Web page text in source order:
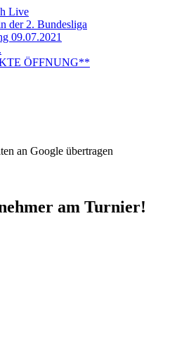
Live
der 2. Bundesliga
09.07.2021
ÖFFNUNG**
an Google übertragen
am Turnier!